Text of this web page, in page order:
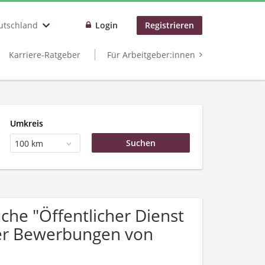
Login Registrieren
Karriere-Ratgeber Für Arbeitgeber:innen
Umkreis
100 km
"Öffentlicher Dienst
Bewerbungen von